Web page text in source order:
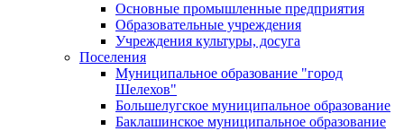
Основные промышленные предприятия
Образовательные учреждения
Учреждения культуры, досуга
Поселения
Муниципальное образование "город
Шелехов"
Большелугское муниципальное образование
Баклашинское муниципальное образование